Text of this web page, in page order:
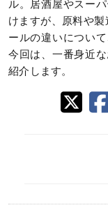
ル。居酒屋やスー
けますが、原料や
ールの違いについ
今回は、一番身近
紹介します。